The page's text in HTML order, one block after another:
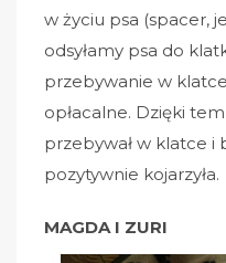
w życiu psa (spacer,
odsyłamy psa do
przebywanie w
opłacalne. Dzięki
przebywał w klatce i
pozytywnie kojarzyła.
MAGDA I ZURI